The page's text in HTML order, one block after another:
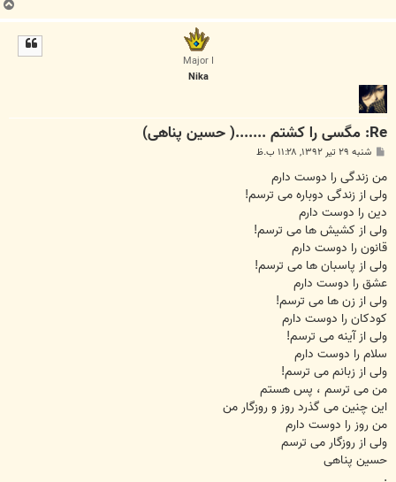
Major I
Nika
Re: مگسی را کشتم .......( حسین پناهی)
ت
شنبه ۲۹ تیر ۱۳۹۲, ۱۱:۲۸ ب.ظ
من زندگی را دوست دارم
ولی از زندگی دوباره می ترسم!
دین را دوست دارم
ولی از کشیش ها می ترسم!
قانون را دوست دارم
ولی از پاسبان ها می ترسم!
عشق را دوست دارم
ولی از زن ها می ترسم!
کودکان را دوست دارم
ولی از آینه می ترسم!
سلام را دوست دارم
ولی از زبانم می ترسم!
من می ترسم ، پس هستم
این چنین می گذرد روز و روزگار من
من روز را دوست دارم
ولی از روزگار می ترسم
حسین پناهی
.